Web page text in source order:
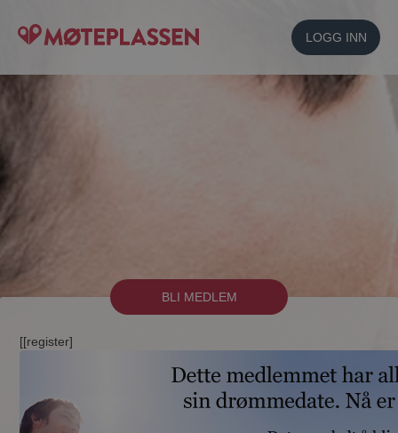
LOGG INN
BLI MEDLEM
[[register]